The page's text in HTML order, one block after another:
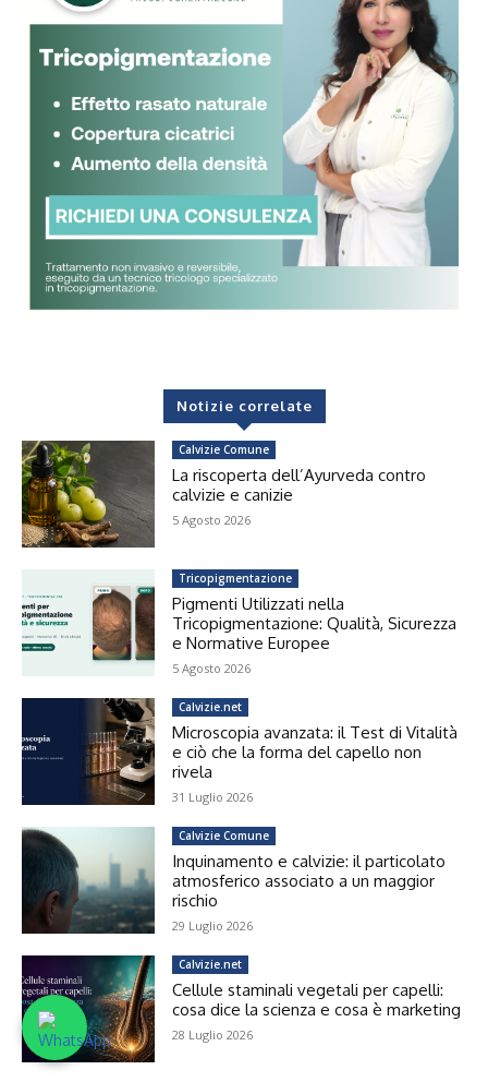
Notizie correlate
Calvizie Comune
La riscoperta dell’Ayurveda contro
calvizie e canizie
5 Agosto 2026
Tricopigmentazione
Pigmenti Utilizzati nella
Tricopigmentazione: Qualità, Sicurezza
e Normative Europee
5 Agosto 2026
Calvizie.net
Microscopia avanzata: il Test di Vitalità
e ciò che la forma del capello non
rivela
31 Luglio 2026
Calvizie Comune
Inquinamento e calvizie: il particolato
atmosferico associato a un maggior
rischio
29 Luglio 2026
Calvizie.net
Cellule staminali vegetali per capelli:
cosa dice la scienza e cosa è marketing
28 Luglio 2026